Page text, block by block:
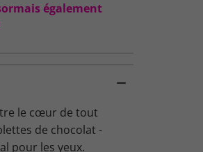
également
le cœur de tout
de chocolat -
pour les yeux.